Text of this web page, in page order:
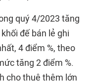
quý 4/2023 tăng
đế bán lẻ ghi
4 điểm %, theo
tăng 2 điểm %.
cho thuê thêm lớn